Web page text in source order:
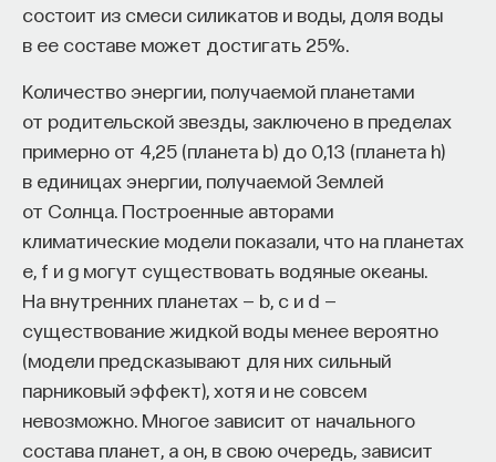
состоит из смеси силикатов и воды, доля воды
в ее составе может достигать 25%.
Количество энергии, получаемой планетами
от родительской звезды, заключено в пределах
примерно от 4,25 (планета b) до 0,13 (планета h)
в единицах энергии, получаемой Землей
от Солнца. Построенные авторами
климатические модели показали, что на планетах
e, f и g могут существовать водяные океаны.
На внутренних планетах — b, c и d —
существование жидкой воды менее вероятно
(модели предсказывают для них сильный
парниковый эффект), хотя и не совсем
невозможно. Многое зависит от начального
состава планет, а он, в свою очередь, зависит
КУРС
Философский поиск: начала